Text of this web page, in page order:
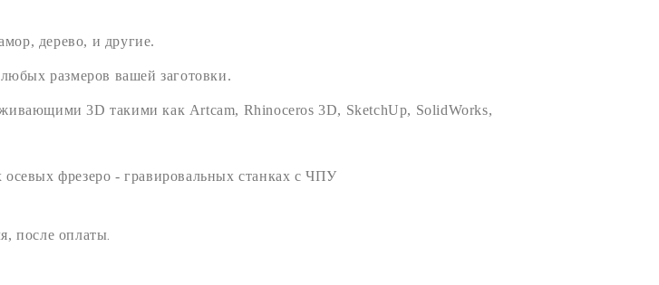
, дерево, и другие.
размеров вашей заготовки.
3D такими как Artcam, Rhinoceros 3D, SketchUp, SolidWorks,
осевыхфрезеро - гравировальных станках сЧПУ
после оплаты.